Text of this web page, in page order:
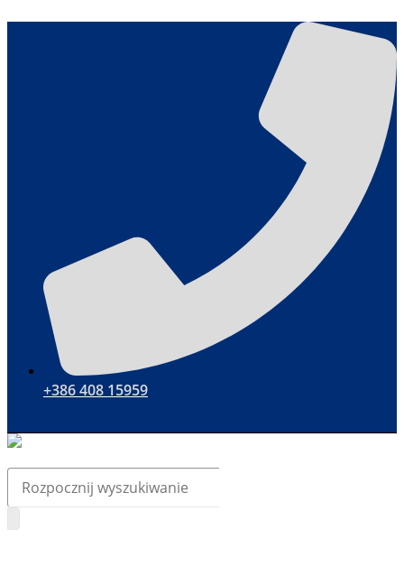
+386 408 15959
Search